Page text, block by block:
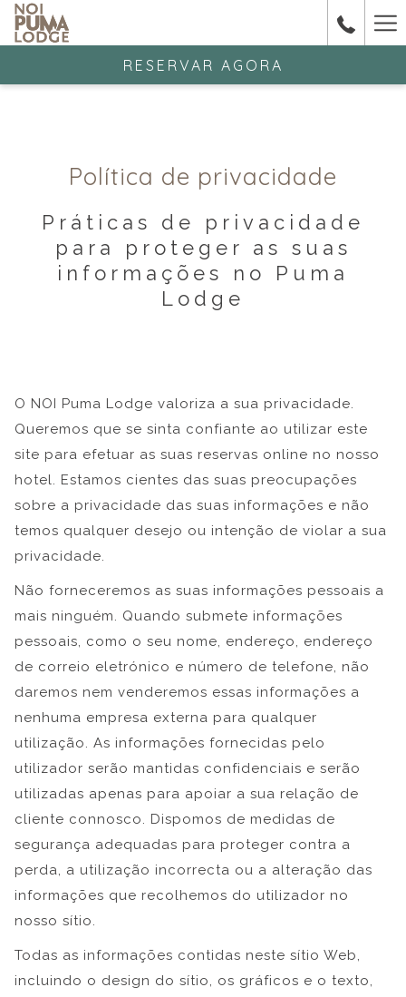
RESERVAR AGORA
Política de privacidade
Práticas de privacidade
para proteger as suas
informações no Puma
Lodge
O NOI Puma Lodge valoriza a sua privacidade.
Queremos que se sinta confiante ao utilizar este
site para efetuar as suas reservas online no nosso
hotel. Estamos cientes das suas preocupações
sobre a privacidade das suas informações e não
temos qualquer desejo ou intenção de violar a sua
privacidade.
Não forneceremos as suas informações pessoais a
mais ninguém. Quando submete informações
pessoais, como o seu nome, endereço, endereço
de correio eletrónico e número de telefone, não
daremos nem venderemos essas informações a
nenhuma empresa externa para qualquer
utilização. As informações fornecidas pelo
utilizador serão mantidas confidenciais e serão
utilizadas apenas para apoiar a sua relação de
cliente connosco. Dispomos de medidas de
segurança adequadas para proteger contra a
perda, a utilização incorrecta ou a alteração das
informações que recolhemos do utilizador no
nosso sítio.
Todas as informações contidas neste sítio Web,
incluindo o design do sítio, os gráficos e o texto,